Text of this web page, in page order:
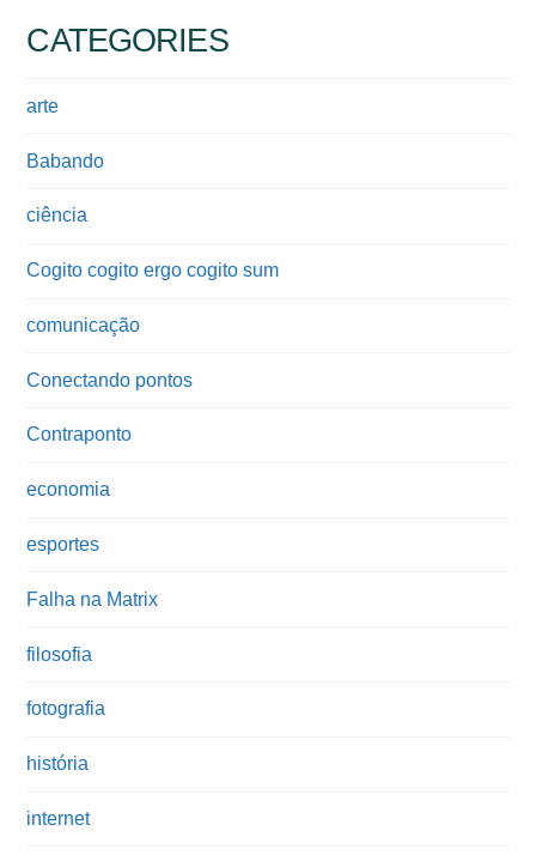
CATEGORIES
arte
Babando
ciência
Cogito cogito ergo cogito sum
comunicação
Conectando pontos
Contraponto
economia
esportes
Falha na Matrix
filosofia
fotografia
história
internet